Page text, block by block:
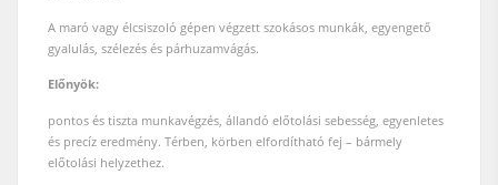
A maró vagy élcsiszoló gépen végzett szokásos munkák, egyengető
gyalulás, szélezés és párhuzamvágás.
Előnyök:
pontos és tiszta munkavégzés, állandó előtolási sebesség, egyenletes
és precíz eredmény. Térben, körben elfordítható fej – bármely
előtolási helyzethez.